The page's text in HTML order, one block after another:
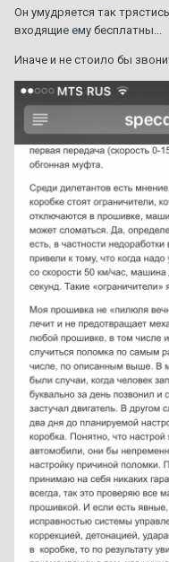
Он умудряется так
входящие ему бесплатны...
Иначе и не стоило бы